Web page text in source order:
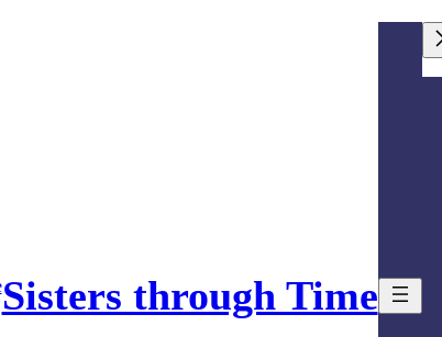
Sisters through Time